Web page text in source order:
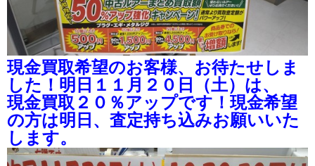
現金買取希望のお客様、お待たせしま
した！明日１１月２０日（土）は、
現金買取２０％アップです！現金希望
の方は明日、査定持ち込みお願いいた
します。